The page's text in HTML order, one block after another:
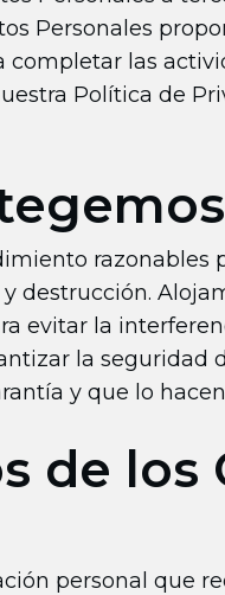
Personales
las
Política de
razonables
destrucción.
evitar la
la seguridad
y que lo
de los
personal que